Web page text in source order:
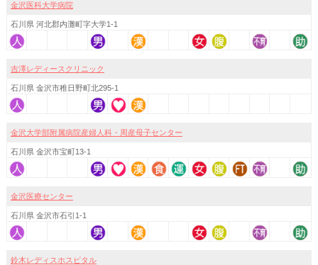
金沢医科大学病院
石川県 河北郡内灘町字大学1-1
吉澤レディースクリニック
石川県 金沢市稚日野町北295-1
金沢大学部附属病院産婦人科・周産母子センター
石川県 金沢市宝町13-1
金沢医療センター
石川県 金沢市石引1-1
鈴木レディスホスピタル